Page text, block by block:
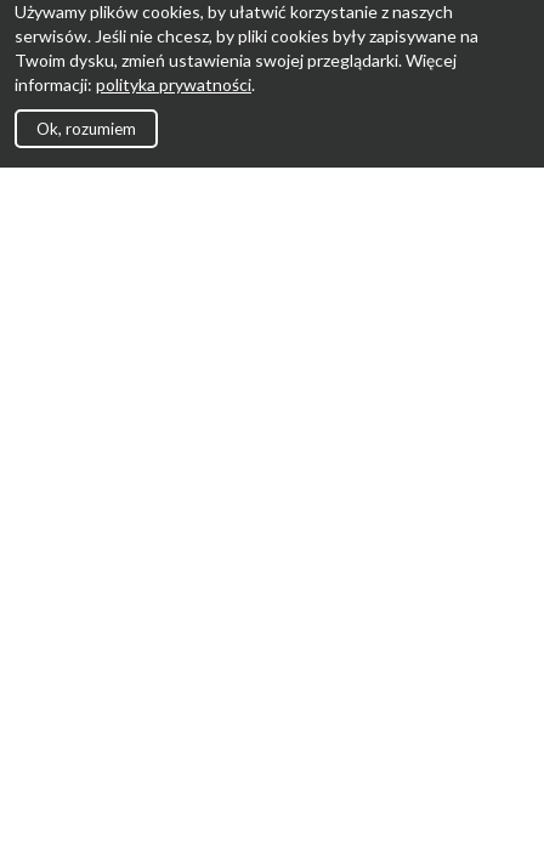
Używamy plików cookies, by ułatwić korzystanie z naszych
serwisów. Jeśli nie chcesz, by pliki cookies były zapisywane na
Twoim dysku, zmień ustawienia swojej przeglądarki. Więcej
informacji: polityka prywatności.
Ok, rozumiem